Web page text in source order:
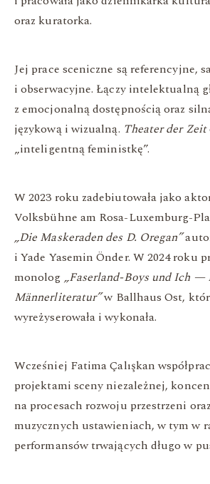
oraz kuratorka.
Jej prace sceniczne są referencyjne,
i obserwacyjne. Łączy intelektualną
z emocjonalną dostępnością oraz
językową i wizualną. Theater der Zeit
„inteligentną feministkę”.
W 2023 roku zadebiutowała jako
Volksbühne am Rosa-Luxemburg-
„Die Maskeraden des D. Oregan”
i Yade Yasemin Önder. W 2024 roku
monolog „Faserland-Boys und Ich —
Männerliteratur”w Ballhaus Ost,
wyreżyserowała i wykonała.
Wcześniej Fatima Çalışkan
projektami sceny niezależnej,
na procesach rozwoju przestrzeni
muzycznych ustawieniach, w tym w
performansów trwających długo w